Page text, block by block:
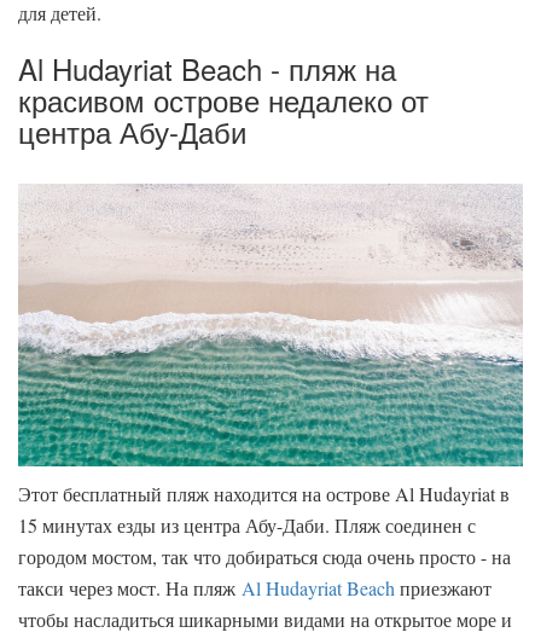
для детей.
Al Hudayriat Beach - пляж на
красивом острове недалеко от
центра Абу-Даби
Этот бесплатный пляж находится на острове Al Hudayriat в
15 минутах езды из центра Абу-Даби. Пляж соединен с
городом мостом, так что добираться сюда очень просто - на
такси через мост. На пляж Al Hudayriat Beach приезжают
чтобы насладиться шикарными видами на открытое море и